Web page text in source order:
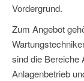
Vordergrund.
Zum Angebot
sind die Bereiche
Anlagenbetrieb